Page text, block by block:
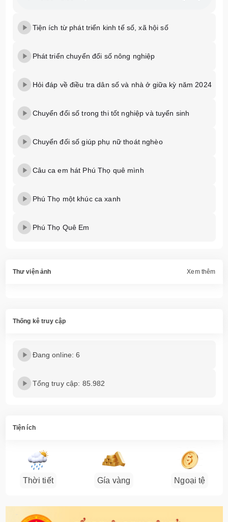
Tiện ích từ phát triển kinh tế số, xã hội số
Phát triển chuyển đổi số nông nghiệp
Hỏi đáp về điều tra dân số và nhà ở giữa kỳ năm 2024
Chuyển đổi số trong thi tốt nghiệp và tuyển sinh
Chuyển đối số giúp phụ nữ thoát nghèo
Câu ca em hát Phú Thọ quê mình
Phú Thọ một khúc ca xanh
Phú Thọ Quê Em
Thư viện ảnh Xem thêm
Thống kê truy cập
Đang online: 6
Tổng truy cập: 85.982
Tiện ích
Thời tiết Gía vàng Ngoại tệ